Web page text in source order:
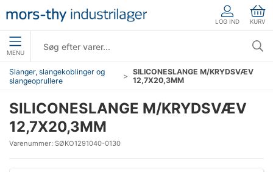
LOG IND KURV
MENU
Slanger, slangekoblinger og
slangeoprullere
SILICONESLANGE M/KRYDSVÆV
12,7X20,3MM
SILICONESLANGE M/KRYDSVÆV
12,7X20,3MM
Varenummer: SØKO1291040-0130